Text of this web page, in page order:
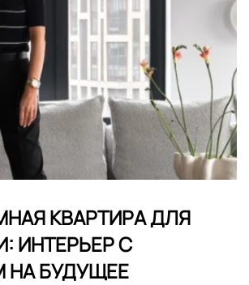
КВАРТИРА ДЛЯ
ИНТЕРЬЕР С
НА БУДУЩЕЕ